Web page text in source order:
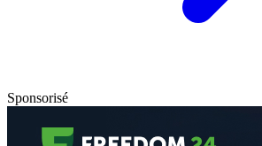
Sponsorisé